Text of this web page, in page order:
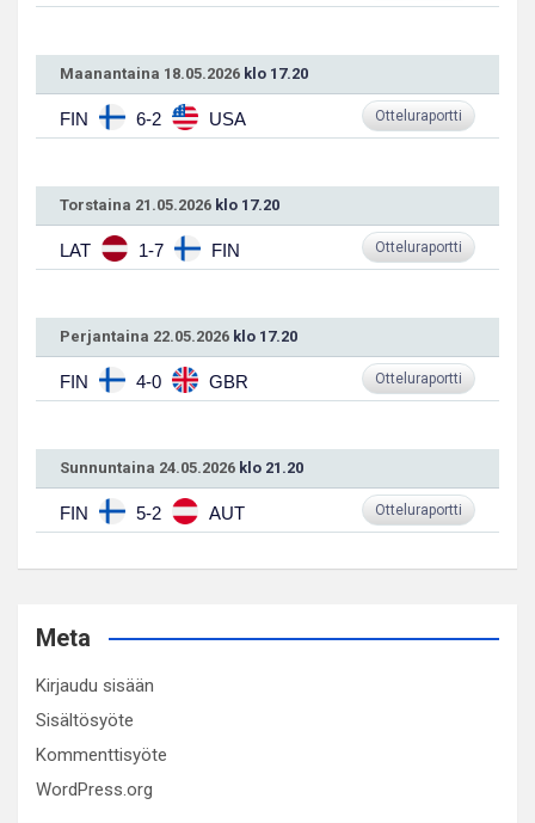
Maanantaina 18.05.2026 klo 17.20
FIN 6-2 USA Otteluraportti
Torstaina 21.05.2026 klo 17.20
LAT 1-7 FIN Otteluraportti
Perjantaina 22.05.2026 klo 17.20
FIN 4-0 GBR Otteluraportti
Sunnuntaina 24.05.2026 klo 21.20
FIN 5-2 AUT Otteluraportti
Meta
Kirjaudu sisään
Sisältösyöte
Kommenttisyöte
WordPress.org